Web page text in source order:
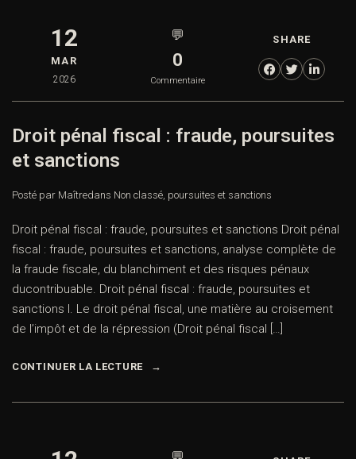
12
MAR
2026
💬
0
Commentaire
SHARE
Droit pénal fiscal : fraude, poursuites
et sanctions
Posté par Maîtredans Non classé, poursuites et sanctions
Droit pénal fiscal : fraude, poursuites et sanctions Droit pénal
fiscal : fraude, poursuites et sanctions, analyse complète de
la fraude fiscale, du blanchiment et des risques pénaux
ducontribuable. Droit pénal fiscal : fraude, poursuites et
sanctions I. Le droit pénal fiscal, une matière au croisement
de l’impôt et de la répression (Droit pénal fiscal […]
CONTINUER LA LECTURE